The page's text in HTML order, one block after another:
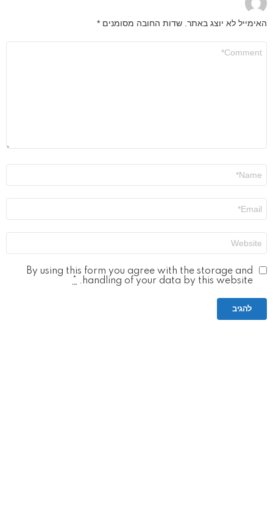
האימייל לא יוצג באתר. שדות החובה מסומנים *
שלך
By using this form you agree with the storage and
handling of your data by this website.